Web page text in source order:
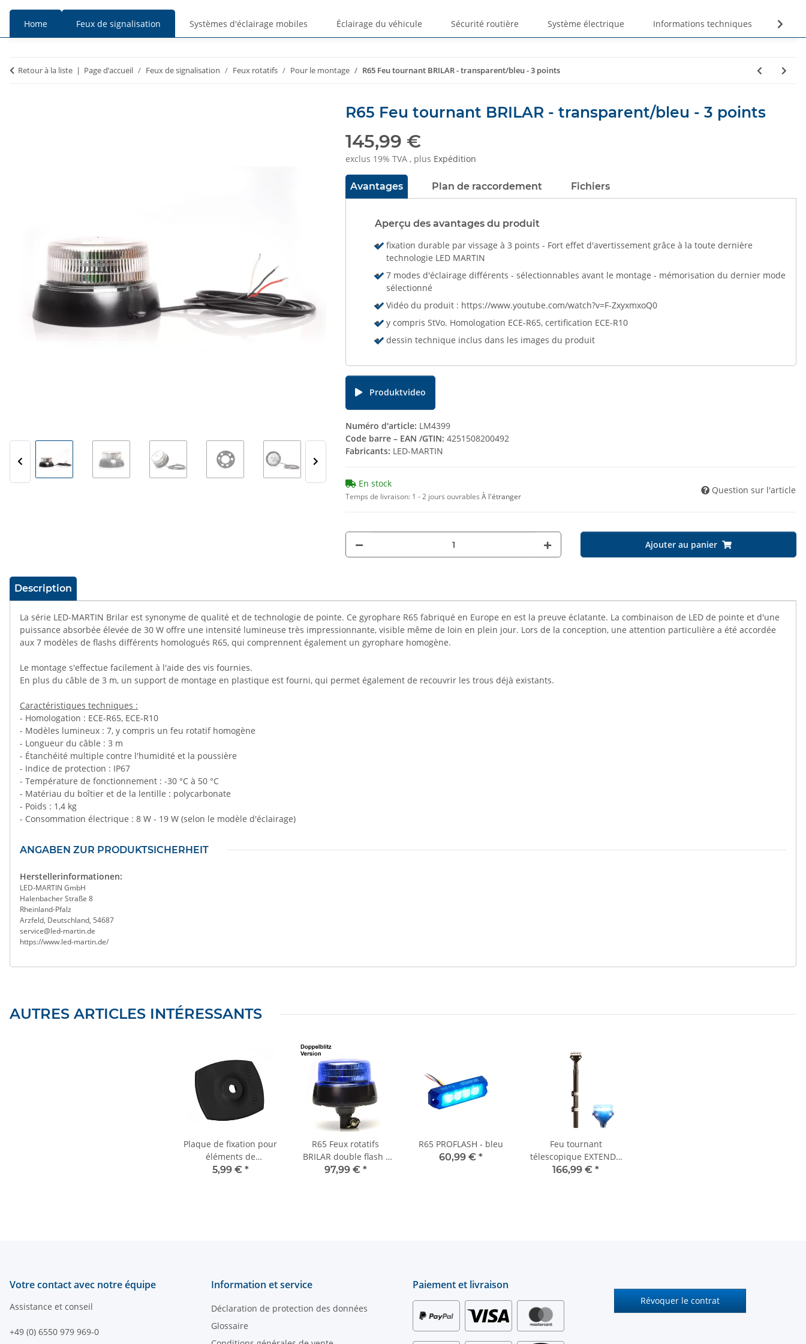
Home Feux de signalisation Systèmes d'éclairage mobiles Éclairage du véhicule Sécurité routière Système électrique Informations techniques
TTC
HT
Retour à la liste Page d’accueil Feux de signalisation Feux rotatifs Pour le montage R65 Feu tournant BRILAR - transparent/bleu - 3 points
R65 Feu tournant BRILAR - transparent/bleu - 3 points
145,99 €
exclus 19% TVA , plus Expédition
Avantages Plan de raccordement Fichiers
Aperçu des avantages du produit
fixation durable par vissage à 3 points - Fort effet d'avertissement grâce à la toute dernière
technologie LED MARTIN
7 modes d'éclairage différents - sélectionnables avant le montage - mémorisation du dernier mode
sélectionné
Vidéo du produit : https://www.youtube.com/watch?v=F-ZxyxmxoQ0
y compris StVo. Homologation ECE-R65, certification ECE-R10
dessin technique inclus dans les images du produit
Produktvideo
Numéro d'article: LM4399
Code barre – EAN /GTIN: 4251508200492
Fabricants: LED-MARTIN
En stock
Temps de livraison: 1 - 2 jours ouvrables À l'étranger
Question sur l'article
Ajouter au panier
#productDetails.showMoreTabs#
Description
La série LED-MARTIN Brilar est synonyme de qualité et de technologie de pointe. Ce gyrophare R65 fabriqué en Europe en est la preuve éclatante. La combinaison de LED de pointe et d'une
puissance absorbée élevée de 30 W offre une intensité lumineuse très impressionnante, visible même de loin en plein jour. Lors de la conception, une attention particulière a été accordée
aux 7 modèles de flashs différents homologués R65, qui comprennent également un gyrophare homogène.
Le montage s'effectue facilement à l'aide des vis fournies.
En plus du câble de 3 m, un support de montage en plastique est fourni, qui permet également de recouvrir les trous déjà existants.
Caractéristiques techniques :
- Homologation : ECE-R65, ECE-R10
- Modèles lumineux : 7, y compris un feu rotatif homogène
- Longueur du câble : 3 m
- Étanchéité multiple contre l'humidité et la poussière
- Indice de protection : IP67
- Température de fonctionnement : -30 °C à 50 °C
- Matériau du boîtier et de la lentille : polycarbonate
- Poids : 1,4 kg
- Consommation électrique : 8 W - 19 W (selon le modèle d'éclairage)
ANGABEN ZUR PRODUKTSICHERHEIT
Herstellerinformationen:
LED-MARTIN GmbH
Halenbacher Straße 8
Rheinland-Pfalz
Arzfeld, Deutschland, 54687
service@led-martin.de
https://www.led-martin.de/
AUTRES ARTICLES INTÉRESSANTS
Plaque de fixation pour
éléments de
commande MB5 sur
5,99 € *
R65 Feux rotatifs
BRILAR double flash -
bleus - plats
97,99 € *
R65 PROFLASH - bleu
60,99 € *
Feu tournant
télescopique EXTEND -
bleu
166,99 € *
Votre contact avec notre équipe
Assistance et conseil
+49 (0) 6550 979 969-0
Information et service
Déclaration de protection des données
Glossaire
Paiement et livraison
Révoquer le contrat